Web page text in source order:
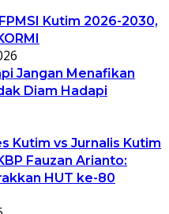
Kutim 2026-2030,
Jangan Menafikan
Diam Hadapi
Kutim vs Jurnalis Kutim
Fauzan Arianto:
HUT ke-80